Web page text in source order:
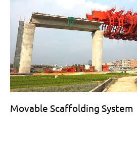
Movable Scaffolding System